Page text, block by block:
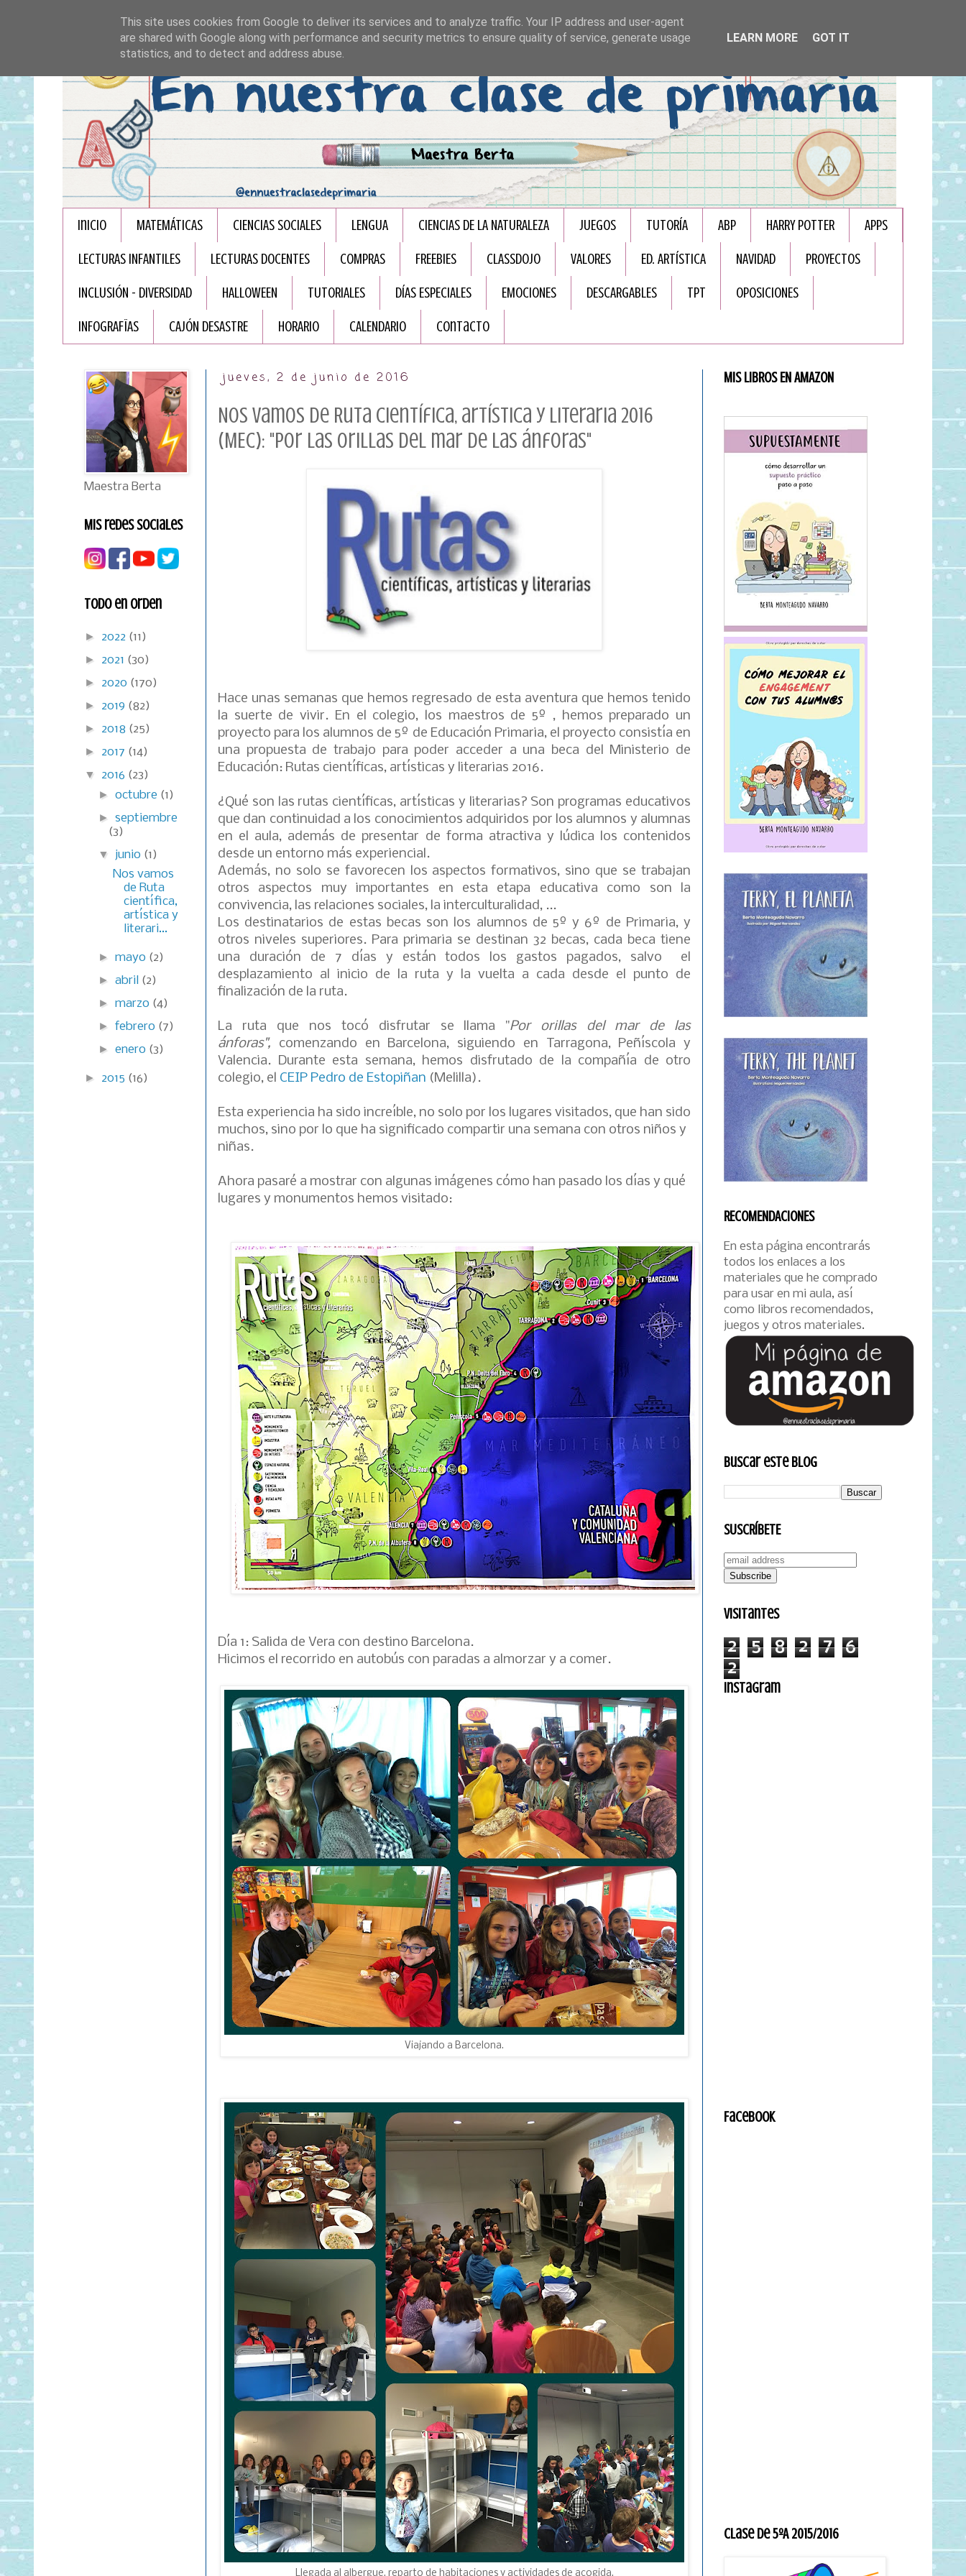
Inicio MATEMÁTICAS CIENCIAS SOCIALES LENGUA CIENCIAS DE LA NATURALEZA JUEGOS TUTORÍA ABP HARRY POTTER APPS
LECTURAS INFANTILES LECTURAS DOCENTES COMPRAS FREEBIES CLASSDOJO VALORES ED. ARTÍSTICA NAVIDAD PROYECTOS
INCLUSIÓN - DIVERSIDAD HALLOWEEN TUTORIALES DÍAS ESPECIALES EMOCIONES DESCARGABLES TPT OPOSICIONES
INFOGRAFÏAS CAJÓN DESASTRE HORARIO CALENDARIO Contacto
jueves, 2 de junio de 2016
Nos vamos de Ruta científica, artística y literaria 2016
(MEC): "Por las orillas del mar de las ánforas"
Hace unas semanas que hemos regresado de esta aventura que hemos tenido
la suerte de vivir. En el colegio, los maestros de 5º , hemos preparado un
proyecto para los alumnos de 5º de Educación Primaria, el proyecto consistía en
una propuesta de trabajo para poder acceder a una beca del Ministerio de
Educación: Rutas científicas, artísticas y literarias 2016.
¿Qué son las rutas científicas, artísticas y literarias? Son programas educativos
que dan continuidad a los conocimientos adquiridos por los alumnos y alumnas
en el aula, además de presentar de forma atractiva y lúdica los contenidos
desde un entorno más experiencial.
Además, no solo se favorecen los aspectos formativos, sino que se trabajan
otros aspectos muy importantes en esta etapa educativa como son la
convivencia, las relaciones sociales, la interculturalidad, ...
Los destinatarios de estas becas son los alumnos de 5º y 6º de Primaria, y
otros niveles superiores. Para primaria se destinan 32 becas, cada beca tiene
una duración de 7 días y están todos los gastos pagados, salvo el
desplazamiento al inicio de la ruta y la vuelta a cada desde el punto de
finalización de la ruta.
La ruta que nos tocó disfrutar se llama "Por orillas del mar de las
ánforas", comenzando en Barcelona, siguiendo en Tarragona, Peñíscola y
Valencia. Durante esta semana, hemos disfrutado de la compañía de otro
colegio, el CEIP Pedro de Estopiñan (Melilla).
Esta experiencia ha sido increíble, no solo por los lugares visitados, que han sido
muchos, sino por lo que ha significado compartir una semana con otros niños y
niñas.
Ahora pasaré a mostrar con algunas imágenes cómo han pasado los días y qué
lugares y monumentos hemos visitado:
Día 1: Salida de Vera con destino Barcelona.
Hicimos el recorrido en autobús con paradas a almorzar y a comer.
Viajando a Barcelona.
Llegada al albergue, reparto de habitaciones y actividades de acogida.
Maestra Berta
Mis redes sociales
Todo en orden
► 2022 (11)
► 2021 (30)
► 2020 (170)
► 2019 (82)
► 2018 (25)
► 2017 (14)
▼ 2016 (23)
►octubre (1)
►septiembre
(3)
▼ junio (1)
Nos vamos
de Ruta
científica,
artística y
literari...
►mayo (2)
►abril (2)
►marzo (4)
►febrero (7)
►enero (3)
► 2015 (16)
MIS LIBROS EN AMAZON
RECOMENDACIONES
En esta página encontrarás
todos los enlaces a los
materiales que he comprado
para usar en mi aula, así
como libros recomendados,
juegos y otros materiales.
Buscar este blog
SUSCRÍBETE
Visitantes
2 5 8 2 7
6
2
Instagram
Facebook
Clase de 5ºA 2015/2016
This site uses cookies from Google to deliver its services and to analyze traffic. Your IP address and user-agent
are shared with Google along with performance and security metrics to ensure quality of service, generate usage
statistics, and to detect and address abuse.
LEARN MORE GOT IT